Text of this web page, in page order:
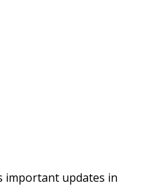
important updates in